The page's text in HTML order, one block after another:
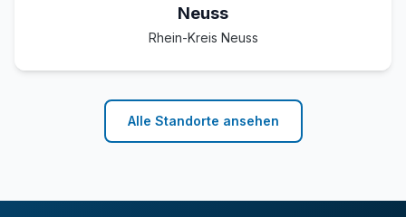
Neuss
Rhein-Kreis Neuss
Alle Standorte ansehen